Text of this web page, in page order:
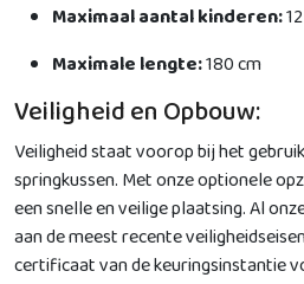
Maximaal aantal kinderen:12
Maximale lengte:180 cm
Veiligheid en Opbouw:
Veiligheid staat voorop bij het
springkussen. Met onze optionele
een snelle en veilige plaatsing. Al
aan de meest recente
certificaat van de keuringsinstantie